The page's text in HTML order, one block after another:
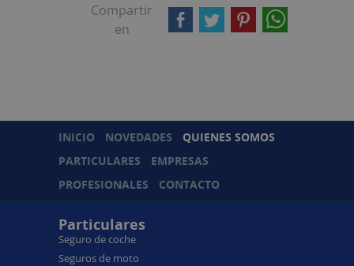
Compartir
en
INICIO NOVEDADES
QUIENES SOMOS
PARTICULARES
EMPRESAS
PROFESIONALES
CONTACTO
Particulares
Seguro de coche
Seguros de moto